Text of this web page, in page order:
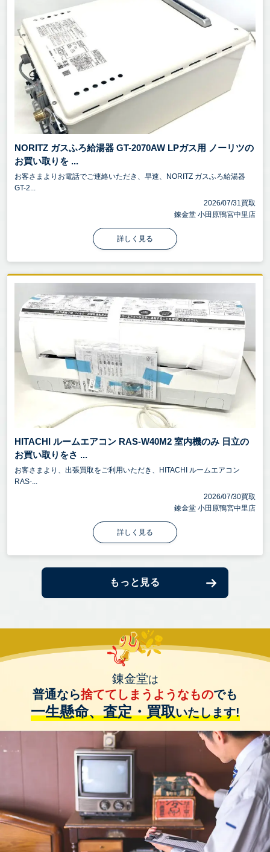
NORITZ ガスふろ給湯器 GT-2070AW LPガス用 ノーリツの
お買い取りを ...
お客さまよりお電話でご連絡いただき、早速、NORITZ ガスふろ給湯器
GT-2...
2026/07/31買取
錬金堂 小田原鴨宮中里店
詳しく見る
HITACHI ルームエアコン RAS-W40M2 室内機のみ 日立の
お買い取りをさ ...
お客さまより、出張買取をご利用いただき、HITACHI ルームエアコン
RAS-...
2026/07/30買取
錬金堂 小田原鴨宮中里店
詳しく見る
もっと見る
錬金堂は
普通なら捨ててしまうようなものでも
一生懸命、査定・買取いたします!